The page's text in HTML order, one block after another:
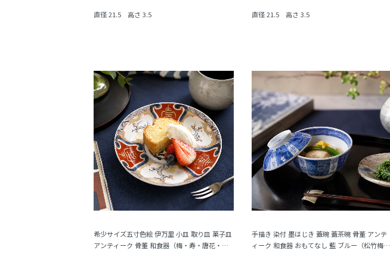
直径 21.5 高さ 3.5 直径 21.5 高さ 3.5
希少サイズ五寸色絵 伊万里 小皿 取り皿 菓子皿
アンティーク 骨董 和食器（梅・寿・唐花・
手描き 染付 墨はじき 蓋碗 蓋茶碗 骨董 アンテ
ィーク 和食器 おもてなし 藍 ブルー（松竹梅・